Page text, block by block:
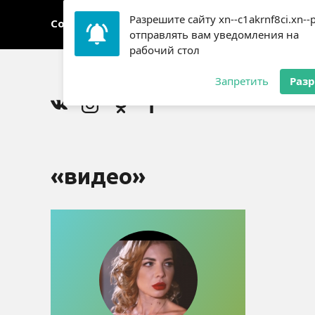
Разрешите сайту xn--c1akrnf8ci.xn--
отправлять вам уведомления на
рабочий стол
Запретить
События Люди
«видео»